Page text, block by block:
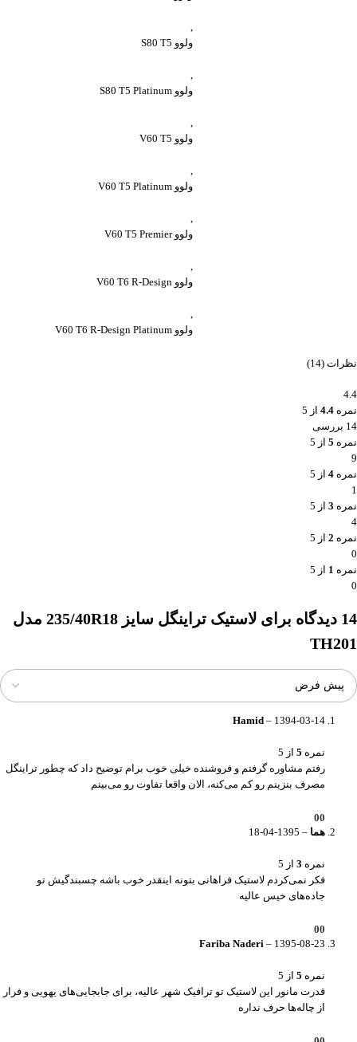
,
ولوو S80 T5
,
ولوو S80 T5 Platinum
,
ولوو V60 T5
,
ولوو V60 T5 Platinum
,
ولوو V60 T5 Premier
,
ولوو V60 T6 R-Design
,
ولوو V60 T6 R-Design Platinum
نظرات (14)
4.4
نمره 4.4 از 5
14 بررسی
نمره 5 از 5
9
نمره 4 از 5
1
نمره 3 از 5
4
نمره 2 از 5
0
نمره 1 از 5
0
14 دیدگاه برای
لاستیک تراینگل سایز 235/40R18 مدل
TH201
Hamid – 1394-03-14
نمره 5 از 5
رفتم مشاوره گرفتم و فروشنده خیلی خوب برام توضیح داد که چطور تراینگل
مصرف بنزینم رو کم می‌کنه، الان واقعا تفاوت رو می‌بینم
0
0
هما –
1395-04-18
نمره 3 از 5
فکر نمی‌کردم لاستیک فراهانی بتونه اینقدر خوب باشه چسبندگیش تو
جاده‌های خیس عالیه
0
0
Fariba Naderi – 1395-08-23
نمره 5 از 5
قدرت مانور این لاستیک تو ترافیک شهر عالیه، برای جابجایی‌های یهویی و فرار
از چاله‌ها حرف نداره